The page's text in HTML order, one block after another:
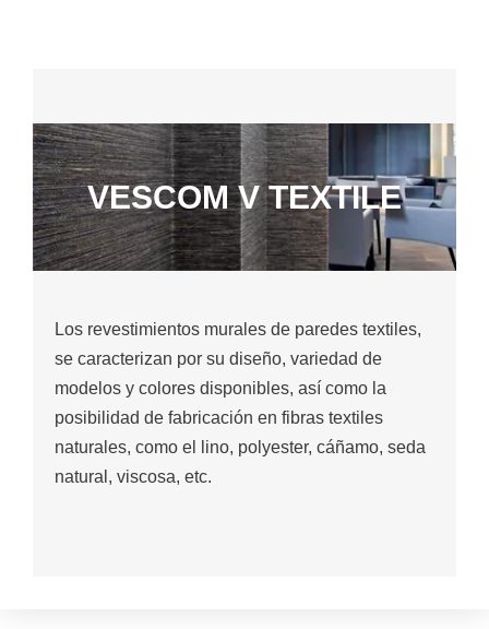
VESCOM V TEXTILE
Los revestimientos murales de paredes textiles,
se caracterizan por su diseño, variedad de
modelos y colores disponibles, así como la
posibilidad de fabricación en fibras textiles
naturales, como el lino, polyester, cáñamo, seda
natural, viscosa, etc.